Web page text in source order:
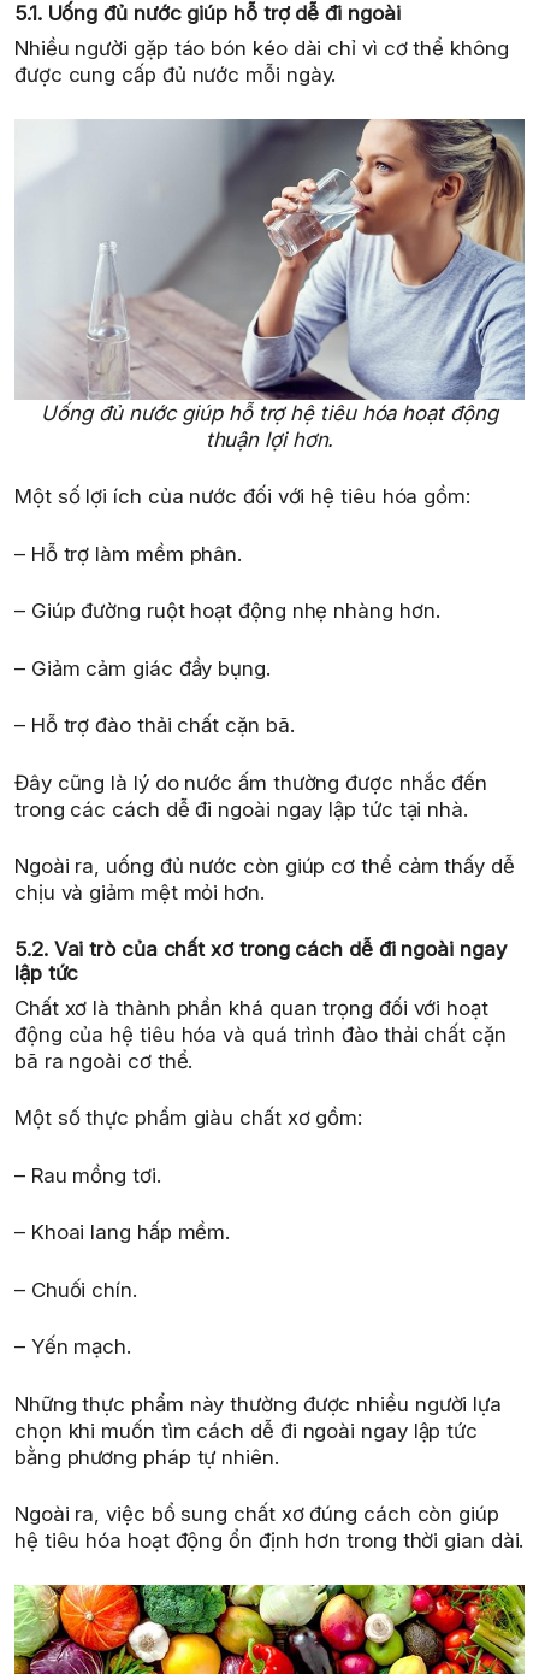
5.1. Uống đủ nước giúp hỗ trợ dễ đi ngoài
Nhiều người gặp táo bón kéo dài chỉ vì cơ thể không
được cung cấp đủ nước mỗi ngày.
Uống đủ nước giúp hỗ trợ hệ tiêu hóa hoạt động
thuận lợi hơn.
Một số lợi ích của nước đối với hệ tiêu hóa gồm:
– Hỗ trợ làm mềm phân.
– Giúp đường ruột hoạt động nhẹ nhàng hơn.
– Giảm cảm giác đầy bụng.
– Hỗ trợ đào thải chất cặn bã.
Đây cũng là lý do nước ấm thường được nhắc đến
trong các cách dễ đi ngoài ngay lập tức tại nhà.
Ngoài ra, uống đủ nước còn giúp cơ thể cảm thấy dễ
chịu và giảm mệt mỏi hơn.
5.2. Vai trò của chất xơ trong cách dễ đi ngoài ngay
lập tức
Chất xơ là thành phần khá quan trọng đối với hoạt
động của hệ tiêu hóa và quá trình đào thải chất cặn
bã ra ngoài cơ thể.
Một số thực phẩm giàu chất xơ gồm:
– Rau mồng tơi.
– Khoai lang hấp mềm.
– Chuối chín.
– Yến mạch.
Những thực phẩm này thường được nhiều người lựa
chọn khi muốn tìm cách dễ đi ngoài ngay lập tức
bằng phương pháp tự nhiên.
Ngoài ra, việc bổ sung chất xơ đúng cách còn giúp
hệ tiêu hóa hoạt động ổn định hơn trong thời gian dài.